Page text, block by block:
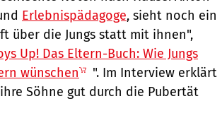
Erlebnispädagoge, sieht noch ein
über die Jungs statt mit ihnen",
Up! Das Eltern-Buch: Wie Jungs
wünschen
". Im Interview erklärt
Söhne gut durch die Pubertät